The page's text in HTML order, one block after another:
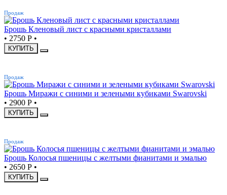
Продаж
Брошь Кленовый лист с красными кристаллами
• 2750 Р •
КУПИТЬ
Продаж
Брошь Миражи с синими и зелеными кубиками Swarovski
• 2900 Р •
КУПИТЬ
Продаж
Брошь Колосья пшеницы с желтыми фианитами и эмалью
• 2650 Р •
КУПИТЬ